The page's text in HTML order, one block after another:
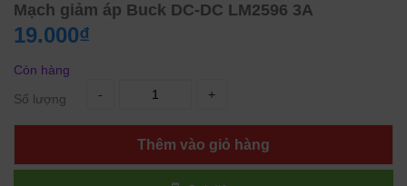
Mạch giảm áp Buck DC-DC LM2596 3A
19.000₫
Còn hàng
Số lượng
- +
Thêm vào giỏ hàng